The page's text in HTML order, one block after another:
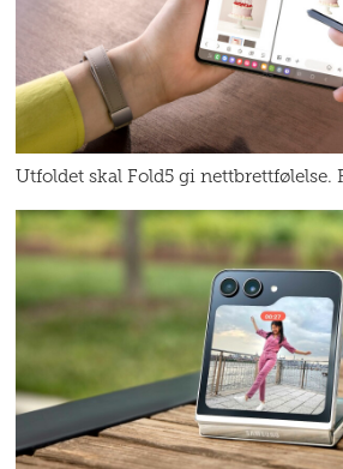
Utfoldet skal Fold5 gi nettbrettfølelse.